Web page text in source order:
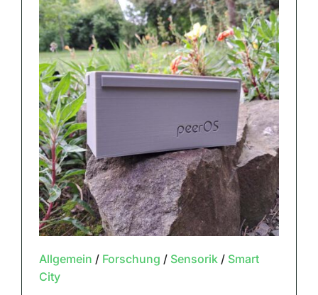
Allgemein / Forschung / Sensorik/ Smart
City